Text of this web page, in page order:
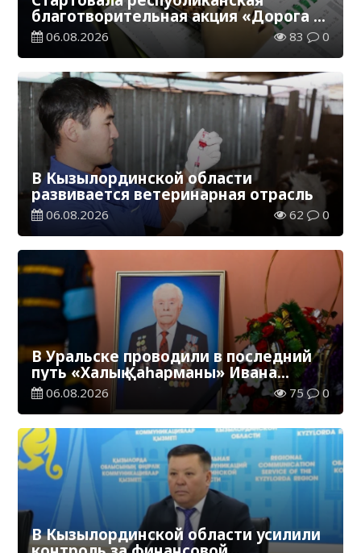
благотворительная акция «Дорога в
школу»
06.08.2026 83 0
В Кызылординской области
развивается ветеринарная отрасль
06.08.2026 62 0
В Уральске проводили в последний
путь «Халық Қаһарманы» Ивана
Степановича Гапича
06.08.2026 75 0
В Кызылординской области усилили